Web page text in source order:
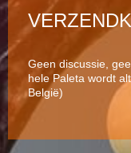
Geen discussie,
hele Paleta wordt
België)